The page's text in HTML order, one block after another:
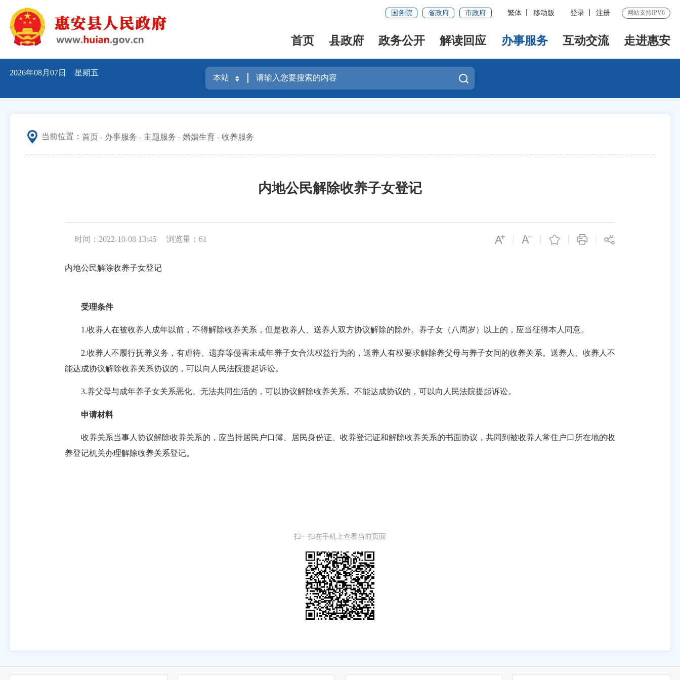
国务院 省政府 市政府 繁体 移动版 登录 注册 网站支持IPV6
首页 县政府 政务公开 解读回应 办事服务 互动交流 走进惠安
2026年08月07日 星期五
当前位置： 首页 办事服务 主题服务 婚姻生育 收养服务
内地公民解除收养子女登记
时间：2022-10-08 13:45 浏览量： 61
内地公民解除收养子女登记
受理条件
1.收养人在被收养人成年以前，不得解除收养关系，但是收养人、送养人双方协议解除的除外。养子女（八周岁）以上的，应当征得本人同意。
2.收养人不履行抚养义务，有虐待、遗弃等侵害未成年养子女合法权益行为的，送养人有权要求解除养父母与养子女间的收养关系。送养人、收养人不
能达成协议解除收养关系协议的，可以向人民法院提起诉讼。
3.养父母与成年养子女关系恶化、无法共同生活的，可以协议解除收养关系。不能达成协议的，可以向人民法院提起诉讼。
申请材料
收养关系当事人协议解除收养关系的，应当持居民户口簿、居民身份证、收养登记证和解除收养关系的书面协议，共同到被收养人常住户口所在地的收
养登记机关办理解除收养关系登记。
扫一扫在手机上查看当前页面